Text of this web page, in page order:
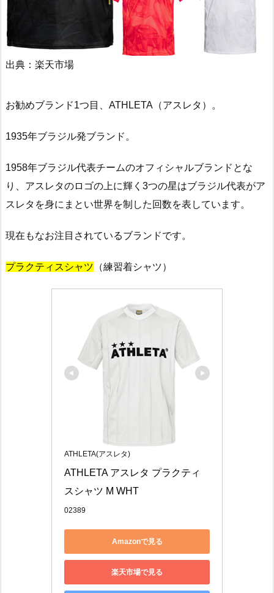
出典：楽天市場
お勧めブランド1つ目、ATHLETA（アスレタ）。
1935年ブラジル発ブランド。
1958年ブラジル代表チームのオフィシャルブランドとな
り、アスレタのロゴの上に輝く3つの星はブラジル代表がア
スレタを身にまとい世界を制した回数を表しています。
現在もなお注目されているブランドです。
プラクティスシャツ （練習着シャツ）
ATHLETA(アスレタ)
ATHLETA アスレタ プラクティ
スシャツ M WHT
02389
Amazonで見る
楽天市場で見る